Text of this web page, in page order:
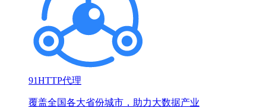
91HTTP代理
覆盖全国各大省份城市，助力大数据产业